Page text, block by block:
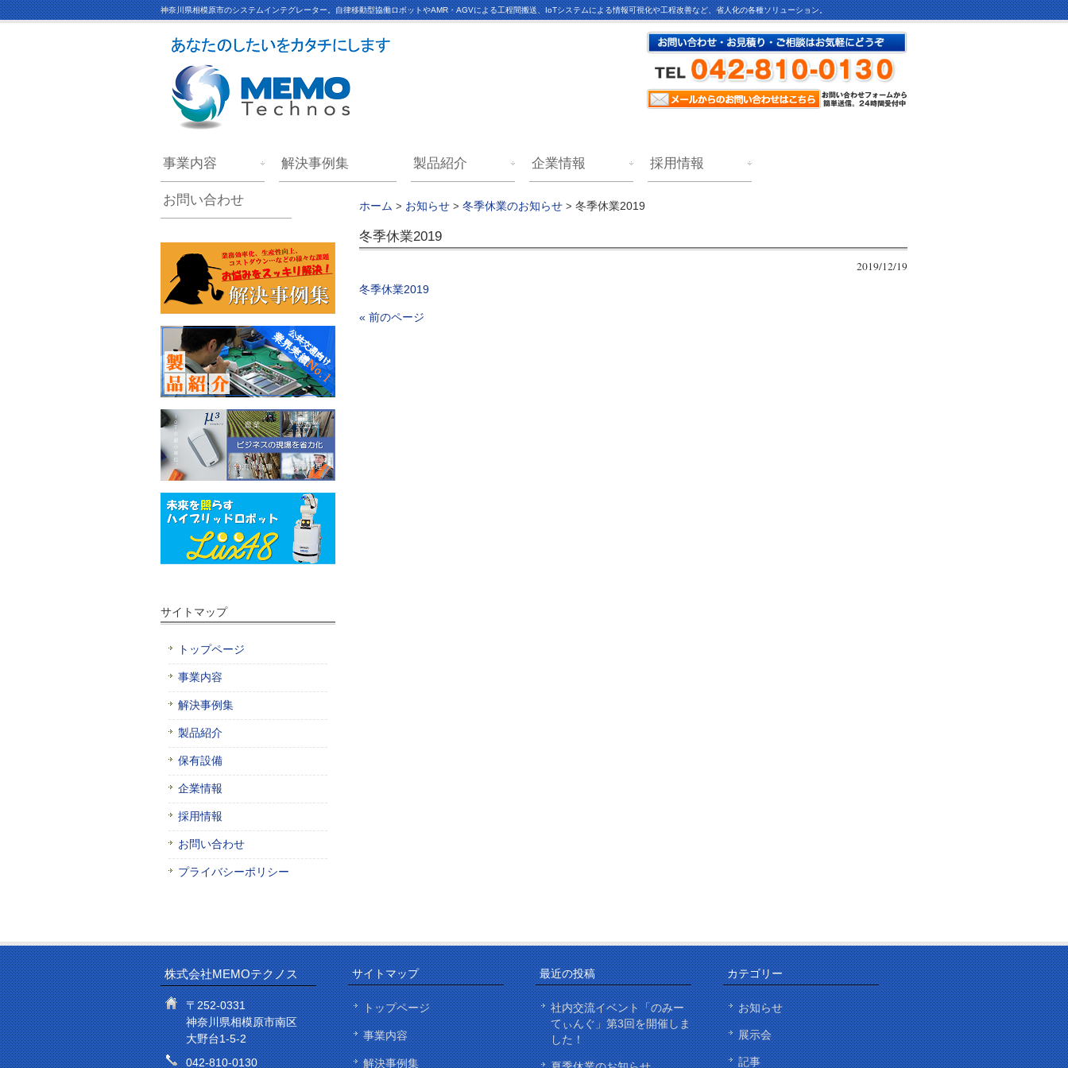
神奈川県相模原市のシステムインテグレーター。自律移動型協働ロボットやAMR・AGVによる工程間搬送、IoTシステムによる情報可視化や工程改善など、省人化の各種ソリューション。
事業内容 解決事例集 製品紹介 企業情報 採用情報
お問い合わせ ホーム > お知らせ > 冬季休業のお知らせ > 冬季休業2019
冬季休業2019
2019/12/19
冬季休業2019
« 前のページ
サイトマップ
トップページ
事業内容
解決事例集
製品紹介
保有設備
企業情報
採用情報
お問い合わせ
プライバシーポリシー
株式会社MEMOテクノス
〒252-0331
神奈川県相模原市南区
大野台1-5-2
042-810-0130
サイトマップ
トップページ
事業内容
解決事例集
最近の投稿
社内交流イベント「のみー
てぃんぐ」第3回を開催しま
した！
カテゴリー
お知らせ
展示会
記事